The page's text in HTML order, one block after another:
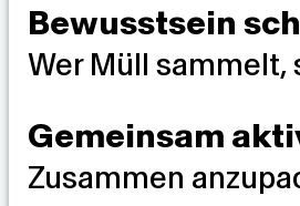
Bewusstsein
Wer Müll sammelt,
Gemeinsam
Zusammen